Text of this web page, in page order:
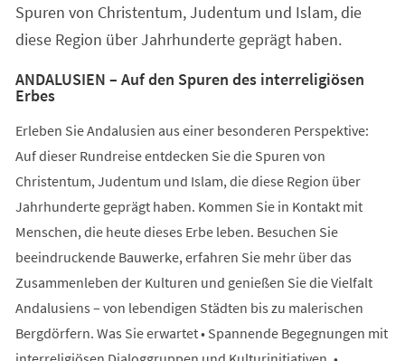
Spuren von Christentum, Judentum und Islam, die
diese Region über Jahrhunderte geprägt haben.
ANDALUSIEN – Auf den Spuren des interreligiösen
Erbes
Erleben Sie Andalusien aus einer besonderen Perspektive:
Auf dieser Rundreise entdecken Sie die Spuren von
Christentum, Judentum und Islam, die diese Region über
Jahrhunderte geprägt haben. Kommen Sie in Kontakt mit
Menschen, die heute dieses Erbe leben. Besuchen Sie
beeindruckende Bauwerke, erfahren Sie mehr über das
Zusammenleben der Kulturen und genießen Sie die Vielfalt
Andalusiens – von lebendigen Städten bis zu malerischen
Bergdörfern. Was Sie erwartet • Spannende Begegnungen mit